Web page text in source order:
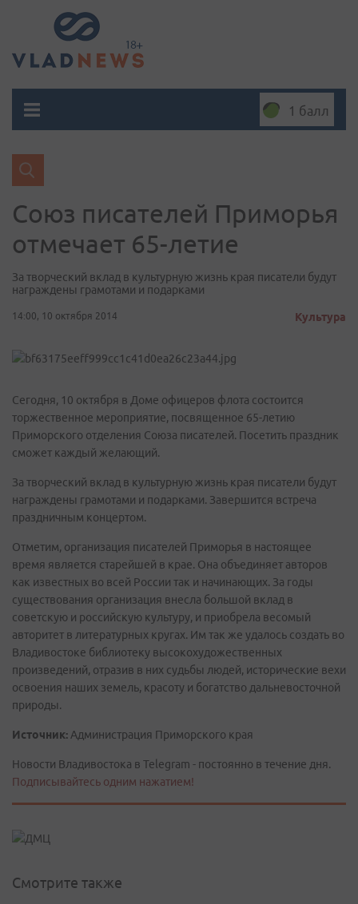
1 балл
Союз писателей Приморья
отмечает 65-летие
За творческий вклад в культурную жизнь края писатели будут
награждены грамотами и подарками
14:00, 10 октября 2014 Культура
Сегодня, 10 октября в Доме офицеров флота состоится
торжественное мероприятие, посвященное 65-летию
Приморского отделения Союза писателей. Посетить праздник
сможет каждый желающий.
За творческий вклад в культурную жизнь края писатели будут
награждены грамотами и подарками. Завершится встреча
праздничным концертом.
Отметим, организация писателей Приморья в настоящее
время является старейшей в крае. Она объединяет авторов
как известных во всей России так и начинающих. За годы
существования организация внесла большой вклад в
советскую и российскую культуру, и приобрела весомый
авторитет в литературных кругах. Им так же удалось создать во
Владивостоке библиотеку высокохудожественных
произведений, отразив в них судьбы людей, исторические вехи
освоения наших земель, красоту и богатство дальневосточной
природы.
Источник: Администрация Приморского края
Новости Владивостока в Telegram - постоянно в течение дня.
Подписывайтесь одним нажатием!
Смотрите также